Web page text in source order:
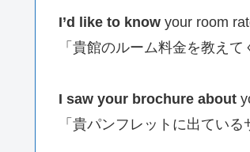
I’d like to know your room
「貴館のルーム料金を教えて
I saw your brochure about
「貴パンフレットに出てい